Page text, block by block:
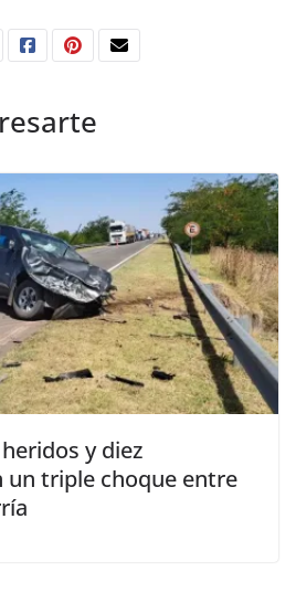
y diez
un triple choque entre